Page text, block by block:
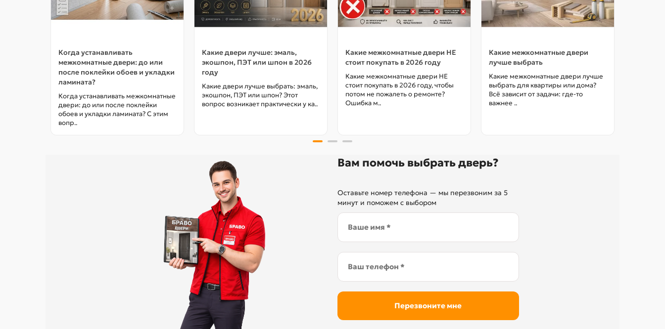
Когда устанавливать
межкомнатные двери: до или
после поклейки обоев и укладки
ламината?
Когда устанавливать межкомнатные
двери: до или после поклейки
обоев и укладки ламината? С этим
вопр..
Какие двери лучше: эмаль,
экошпон, ПЭТ или шпон в 2026
году
Какие двери лучше выбрать: эмаль,
экошпон, ПЭТ или шпон? Этот
вопрос возникает практически у ка..
Какие межкомнатные двери НЕ
стоит покупать в 2026 году
Какие межкомнатные двери НЕ
стоит покупать в 2026 году, чтобы
потом не пожалеть о ремонте?
Ошибка м..
Какие межкомнатные двери
лучше выбрать
Какие межкомнатные двери лучше
выбрать для квартиры или дома?
Всё зависит от задачи: где-то
важнее ..
Вам помочь выбрать дверь?
Оставьте номер телефона — мы перезвоним за 5
минут и поможем с выбором